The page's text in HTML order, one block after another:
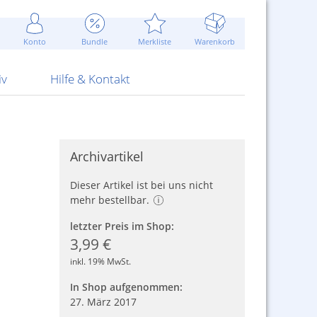
Konto Bundle Merkliste Warenkorb
Attrappen Blitzschnell...
Sommerpreise u.v.m.
ARS Pirotecnia
Hilfe & Kontakt
Kontaktformular
AGB
Archivartikel
Dieser Artikel ist bei uns nicht
mehr bestellbar.
letzter Preis im Shop:
3,99 €
inkl. 19% MwSt.
In Shop aufgenommen:
27. März 2017